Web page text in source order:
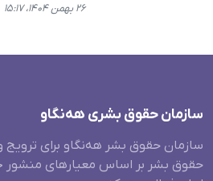
۲۶ بهمن ۱۴۰۴، ۱۵:۱۷
سازمان حقوق بشری هەنگاو
سازمان حقوق بشر هه‌نگاو برای ترویج
حقوق بشر بر اساس معیارهای منشور